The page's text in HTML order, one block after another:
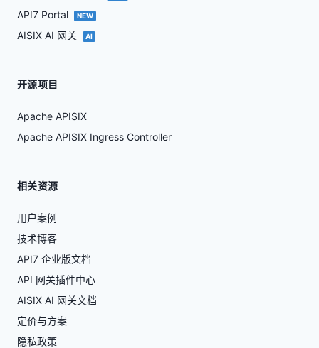
API7 Portal NEW
AISIX AI 网关 AI
开源项目
Apache APISIX
Apache APISIX Ingress Controller
相关资源
用户案例
技术博客
API7 企业版文档
API 网关插件中心
AISIX AI 网关文档
定价与方案
隐私政策